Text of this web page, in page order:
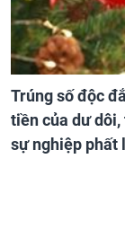
Trúng số độc
tiền của dư
sự nghiệp phất